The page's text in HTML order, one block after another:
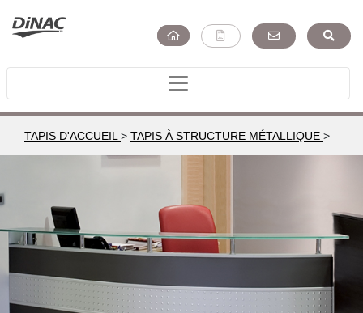
TAPIS D'ACCUEIL > TAPIS À STRUCTURE MÉTALLIQUE >